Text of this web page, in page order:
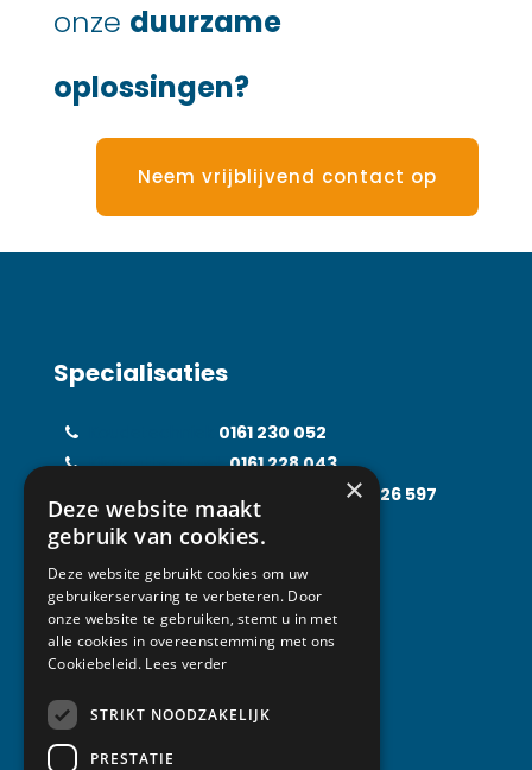
onze duurzame
oplossingen?
Neem vrijblijvend contact op
Specialisaties
0161 230 052
Klimaattechniek 0161 228 043
Food Processing Technology
0161 226 597
Solarfridge
0161 226 857
Contact
Van Abeelen Groep
Kempenbaan 1
×
Deze website maakt
gebruik van cookies.
Deze website gebruikt cookies om uw
gebruikerservaring te verbeteren. Door
onze website te gebruiken, stemt u in met
alle cookies in overeenstemming met ons
Cookiebeleid. Lees verder
STRIKT NOODZAKELIJK
PRESTATIE